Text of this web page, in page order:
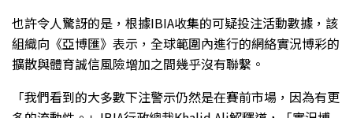
也許令人驚訝的是，根據IBIA收集的可疑投注活動數據，該
組織向《亞博匯》表示，全球範圍內進行的網絡實況博彩的
擴散與體育誠信風險增加之間幾乎沒有聯繫。
「我們看到的大多數下注警示仍然是在賽前市場，因為有更